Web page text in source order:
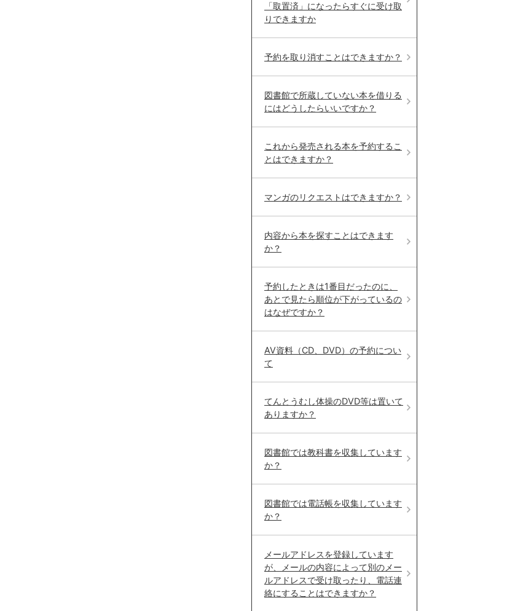
「取置済」になったらすぐに受け取
りできますか
予約を取り消すことはできますか？
図書館で所蔵していない本を借りる
にはどうしたらいいですか？
これから発売される本を予約するこ
とはできますか？
マンガのリクエストはできますか？
内容から本を探すことはできます
か？
予約したときは1番目だったのに、
あとで見たら順位が下がっているの
はなぜですか？
AV資料（CD、DVD）の予約につい
て
てんとうむし体操のDVD等は置いて
ありますか？
図書館では教科書を収集しています
か？
図書館では電話帳を収集しています
か？
メールアドレスを登録しています
が、メールの内容によって別のメー
ルアドレスで受け取ったり、電話連
絡にすることはできますか？